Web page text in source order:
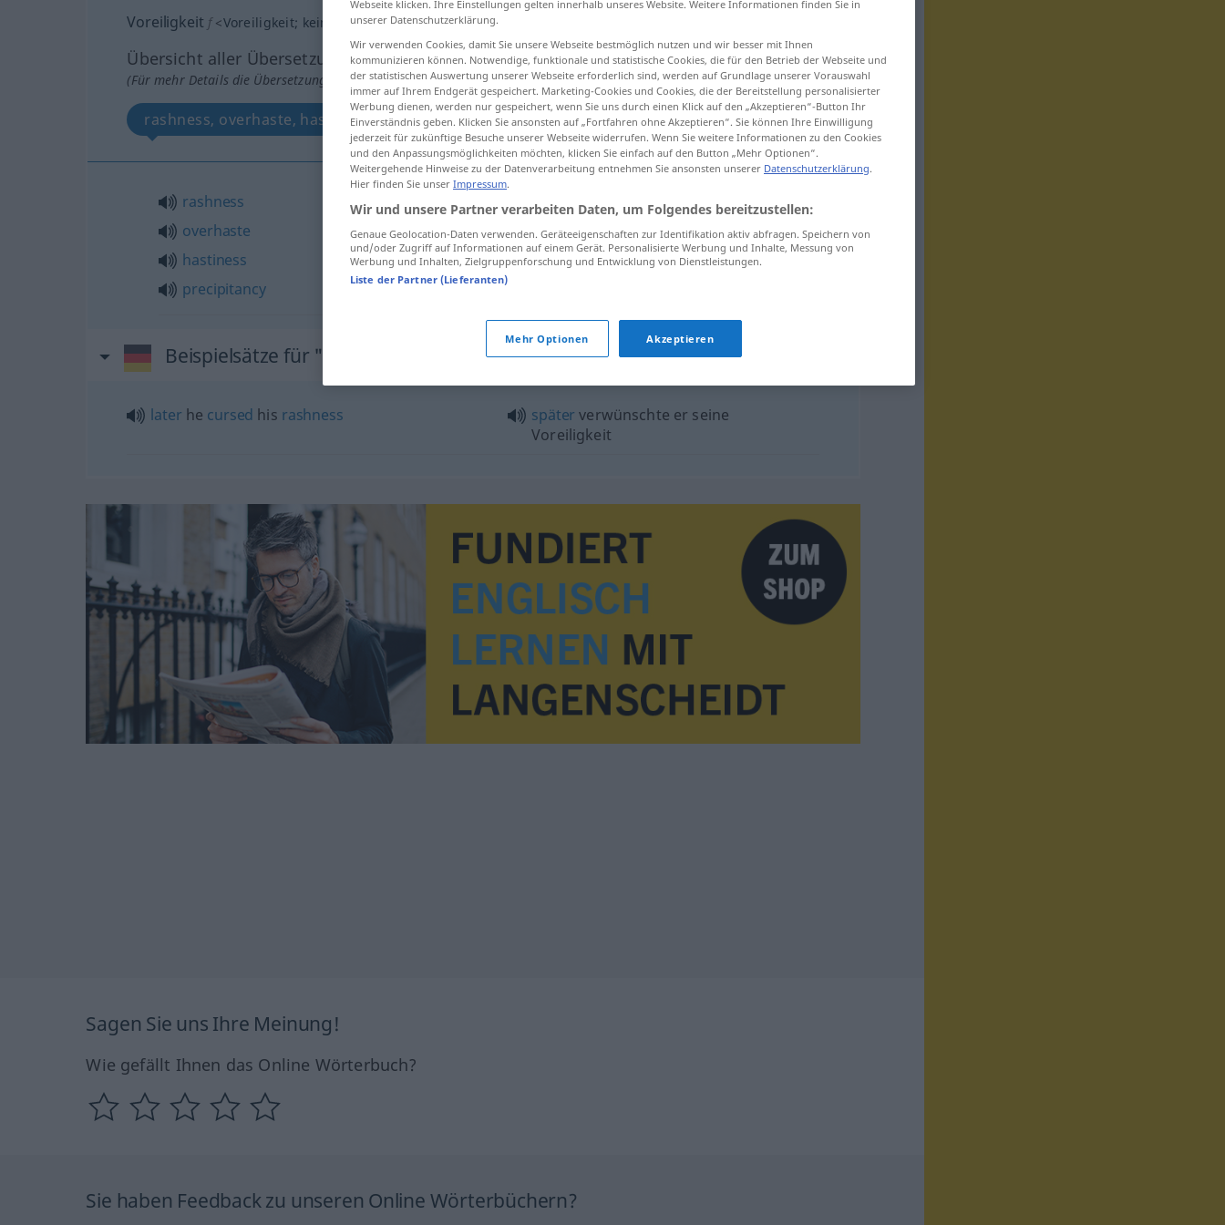
Voreiligkeit f <Voreiligkeit; kein >
Übersicht aller Übersetzungen
(Für mehr Details die Übersetzung anklicken/antippen)
rashness, overhaste, hastiness, precipitancy
rashness
overhaste
hastiness
precipitancy
Voreiligkeit
Beispielsätze für "Voreiligkeit"
later he cursed his rashness später verwünschte er seine
Voreiligkeit
Sagen Sie uns Ihre Meinung!
Wie gefällt Ihnen das Online Wörterbuch?
Sie haben Feedback zu unseren Online Wörterbüchern?
Webseite klicken. Ihre Einstellungen gelten innerhalb unseres Website. Weitere Informationen finden Sie in
unserer Datenschutzerklärung.
Wir verwenden Cookies, damit Sie unsere Webseite bestmöglich nutzen und wir besser mit Ihnen
kommunizieren können. Notwendige, funktionale und statistische Cookies, die für den Betrieb der Webseite und
der statistischen Auswertung unserer Webseite erforderlich sind, werden auf Grundlage unserer Vorauswahl
immer auf Ihrem Endgerät gespeichert. Marketing-Cookies und Cookies, die der Bereitstellung personalisierter
Werbung dienen, werden nur gespeichert, wenn Sie uns durch einen Klick auf den „Akzeptieren“-Button Ihr
Einverständnis geben. Klicken Sie ansonsten auf „Fortfahren ohne Akzeptieren“. Sie können Ihre Einwilligung
jederzeit für zukünftige Besuche unserer Webseite widerrufen. Wenn Sie weitere Informationen zu den Cookies
und den Anpassungsmöglichkeiten möchten, klicken Sie einfach auf den Button „Mehr Optionen“.
Weitergehende Hinweise zu der Datenverarbeitung entnehmen Sie ansonsten unserer Datenschutzerklärung.
Hier finden Sie unser Impressum.
Wir und unsere Partner verarbeiten Daten, um Folgendes bereitzustellen:
Genaue Geolocation-Daten verwenden. Geräteeigenschaften zur Identifikation aktiv abfragen. Speichern von
und/oder Zugriff auf Informationen auf einem Gerät. Personalisierte Werbung und Inhalte, Messung von
Werbung und Inhalten, Zielgruppenforschung und Entwicklung von Dienstleistungen.
Liste der Partner (Lieferanten)
Mehr Optionen Akzeptieren